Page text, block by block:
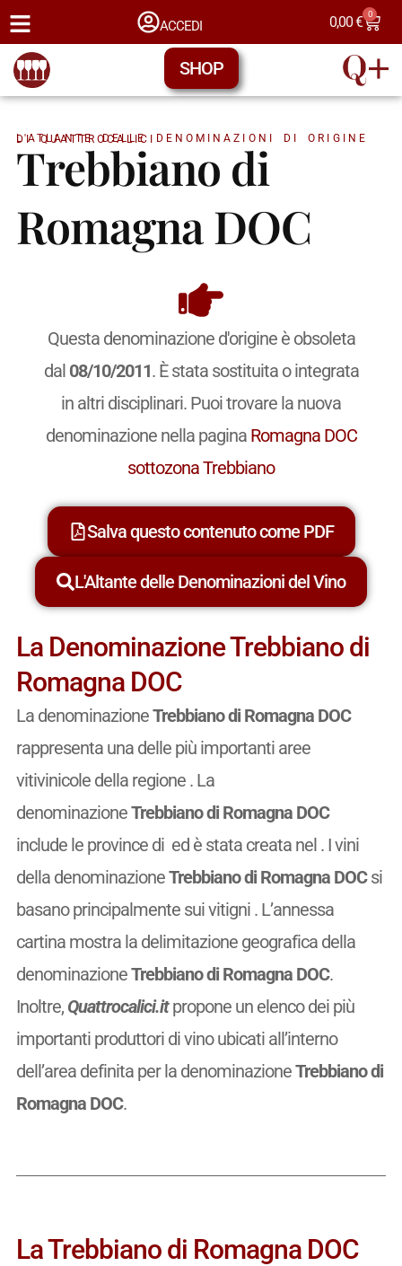
ACCEDI 0,00€ 0
SHOP
L'ATLANTE DELLE DENOMINAZIONI DI ORIGINE DI QUATTROCALICI
Trebbiano di
Romagna DOC
Questa denominazione d'origine è obsoleta
dal 08/10/2011. È stata sostituita o integrata
in altri disciplinari. Puoi trovare la nuova
denominazione nella pagina Romagna DOC
sottozona Trebbiano
Salva questo contenuto come PDF
L'Altante delle Denominazioni del Vino
La Denominazione Trebbiano di
Romagna DOC
La denominazioneTrebbiano di Romagna DOC
rappresenta una delle più importanti aree
vitivinicole della regione . La
denominazioneTrebbiano di Romagna DOC
include le province di ed è stata creata nel . I vini
della denominazioneTrebbiano di Romagna DOCsi
basano principalmente sui vitigni . L’annessa
cartina mostra la delimitazione geografica della
denominazioneTrebbiano di Romagna DOC.
Inoltre, Quattrocalici.itpropone un elenco dei più
importanti produttori di vino ubicati all’interno
dell’area definita per la denominazioneTrebbiano di
Romagna DOC.
La Trebbiano di Romagna DOC